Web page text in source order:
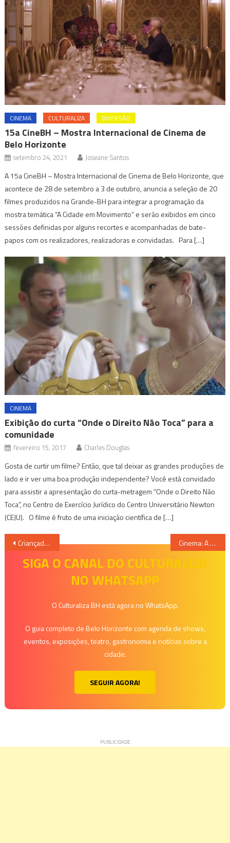
CINEMA CULTURALIZA DIVERSÃO
15a CineBH – Mostra Internacional de Cinema de
Belo Horizonte
setembro 24, 2021 Joseane Santos
A 15a CineBH – Mostra Internacional de Cinema de Belo Horizonte, que
acontece de 28 de setembro a 3 de outubro, anuncia a seleção de 20
filmes produzidos na Grande-BH para integrar a programação da
mostra temática “A Cidade em Movimento” e serão exibidos em cinco
sessões definidas por alguns recortes e acompanhadas de bate-
papos com os realizadores, realizadoras e convidadas. Para […]
CINEMA
Exibição do curta “Onde o Direito Não Toca” para a
comunidade
fevereiro 15, 2017 Charles Douglas
Gosta de curtir um filme? Então, que tal deixar as grandes produções de
lado e ir ver uma boa produção independente? Você está convidado
para assistir a apresentação do curta-metragem “Onde o Direito Não
Toca”, no Centro de Exercício Jurídico do Centro Universitário Newton
(CEJU). O filme é fruto de uma iniciação científica de […]
Navegação
Criançada tem folia garantida com Carnaval das Crianças Cinema: A Cura
SIGA O CANAL DO CULTURALIZA
NO WHATSAPP
O Culturaliza BH está agora no WhatsApp.
O guia completo de Belo Horizonte com agenda de shows,
eventos, exposições, teatro, gastronomia e notícias sobre a
cidade.
SEGUIR AGORA!